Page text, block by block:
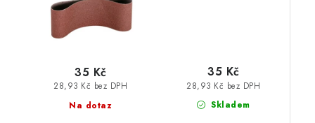
Na dotaz
28,93 Kč bez DPH
35 Kč
Skladem
28,93 Kč bez DPH
35 Kč